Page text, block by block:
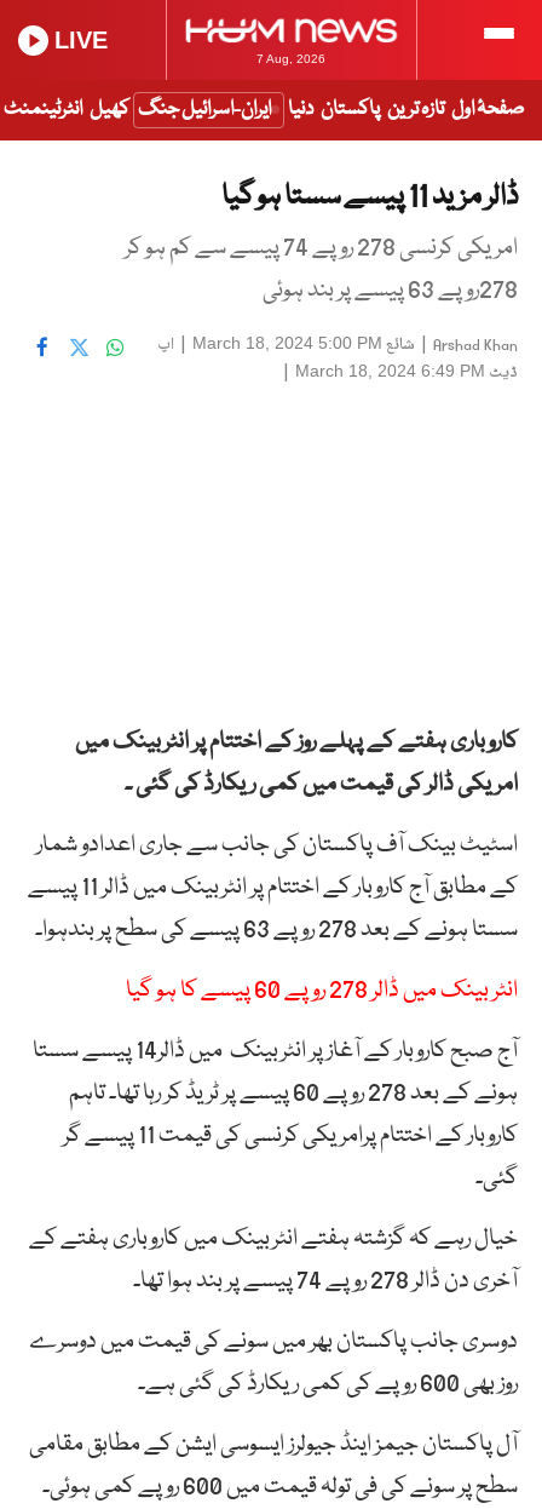
7 Aug, 2026
LIVE
صفحۂ اول تازہ ترین پاکستان دنیا ایران-اسرائیل جنگ کھیل انٹرٹینمنٹ
ڈالر مزید 11 پیسے سستا ہو گیا
امریکی کرنسی 278 روپے 74 پیسے سے کم ہو کر
278روپے 63 پیسے پر بند ہوئی
Arshad Khan
| شائع March 18, 2024 5:00 PM
| اپ
ڈیٹ March 18, 2024 6:49 PM
|
کاروباری ہفتے کے پہلے روز کے اختتام پر انٹربینک میں
امریکی ڈالر کی قیمت میں کمی ریکارڈ کی گئی ۔
اسٹیٹ بینک آف پاکستان کی جانب سے جاری اعدادو شمار
کے مطابق آج کاروبار کے اختتام پر انٹربینک میں ڈالر 11 پیسے
سستا ہونے کے بعد 278 روپے 63 پیسے کی سطح پر بندہوا۔
انٹر بینک میں ڈالر 278 روپے 60 پیسے کا ہو گیا
آج صبح کاروبار کے آغاز پر انٹربینک میں ڈالر14 پیسے سستا
ہونے کے بعد 278 روپے 60 پیسے پر ٹریڈ کر رہا تھا۔ تاہم
کاروبار کے اختتام پرامریکی کرنسی کی قیمت 11 پیسے گر
گئی۔
خیال رہے کہ گزشتہ ہفتے انٹربینک میں کاروباری ہفتے کے
آخری دن ڈالر 278 روپے 74 پیسے پر بند ہوا تھا۔
دوسری جانب پاکستان بھر میں سونے کی قیمت میں دوسرے
روز بھی 600 روپے کی کمی ریکارڈ کی گئی ہے۔
آل پاکستان جیمز اینڈ جیولرز ایسوسی ایشن کے مطابق مقامی
سطح پر سونے کی فی تولہ قیمت میں 600 روپے کمی ہوئی۔